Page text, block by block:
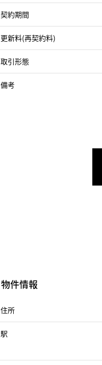
契約期間
更新料(再契約料)
取引形態
備考
物件情報
住所
駅